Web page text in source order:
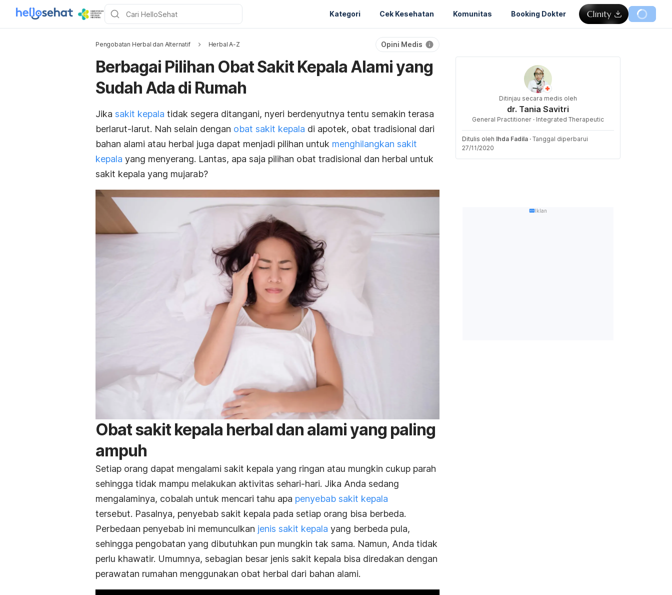
Kategori Cek Kesehatan Komunitas Booking Dokter
Pengobatan Herbal dan Alternatif Herbal A-Z Opini Medis
Berbagai Pilihan Obat Sakit Kepala Alami yang
Sudah Ada di Rumah
Jika sakit kepala tidak segera ditangani, nyeri berdenyutnya tentu semakin terasa
berlarut-larut. Nah selain dengan obat sakit kepala di apotek, obat tradisional dari
bahan alami atau herbal juga dapat menjadi pilihan untuk menghilangkan sakit
kepala yang menyerang. Lantas, apa saja pilihan obat tradisional dan herbal untuk
sakit kepala yang mujarab?
Obat sakit kepala herbal dan alami yang paling
ampuh
Setiap orang dapat mengalami sakit kepala yang ringan atau mungkin cukup parah
sehingga tidak mampu melakukan aktivitas sehari-hari. Jika Anda sedang
mengalaminya, cobalah untuk mencari tahu apa penyebab sakit kepala
tersebut. Pasalnya, penyebab sakit kepala pada setiap orang bisa berbeda.
Perbedaan penyebab ini memunculkan jenis sakit kepala yang berbeda pula,
sehingga pengobatan yang dibutuhkan pun mungkin tak sama. Namun, Anda tidak
perlu khawatir. Umumnya, sebagian besar jenis sakit kepala bisa diredakan dengan
perawatan rumahan menggunakan obat herbal dari bahan alami.
Ditinjau secara medis oleh
dr. Tania Savitri
General Practitioner · Integrated Therapeutic
Ditulis oleh Ihda Fadila · Tanggal diperbarui
27/11/2020
Iklan